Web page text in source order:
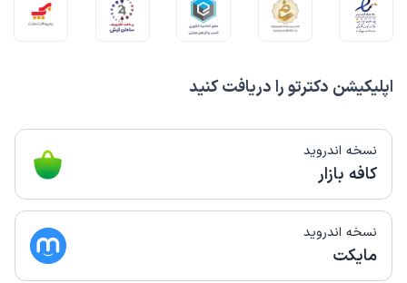
اپلیکیشن دکترتو را دریافت کنید
نسخه اندروید
کافه بازار
نسخه اندروید
مایکت